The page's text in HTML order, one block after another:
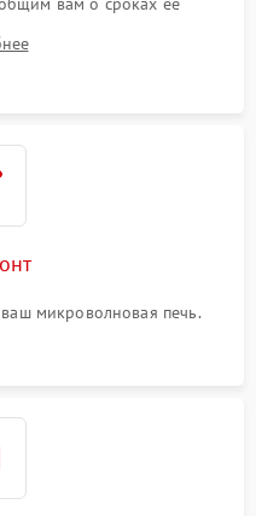
микроволновая печь.